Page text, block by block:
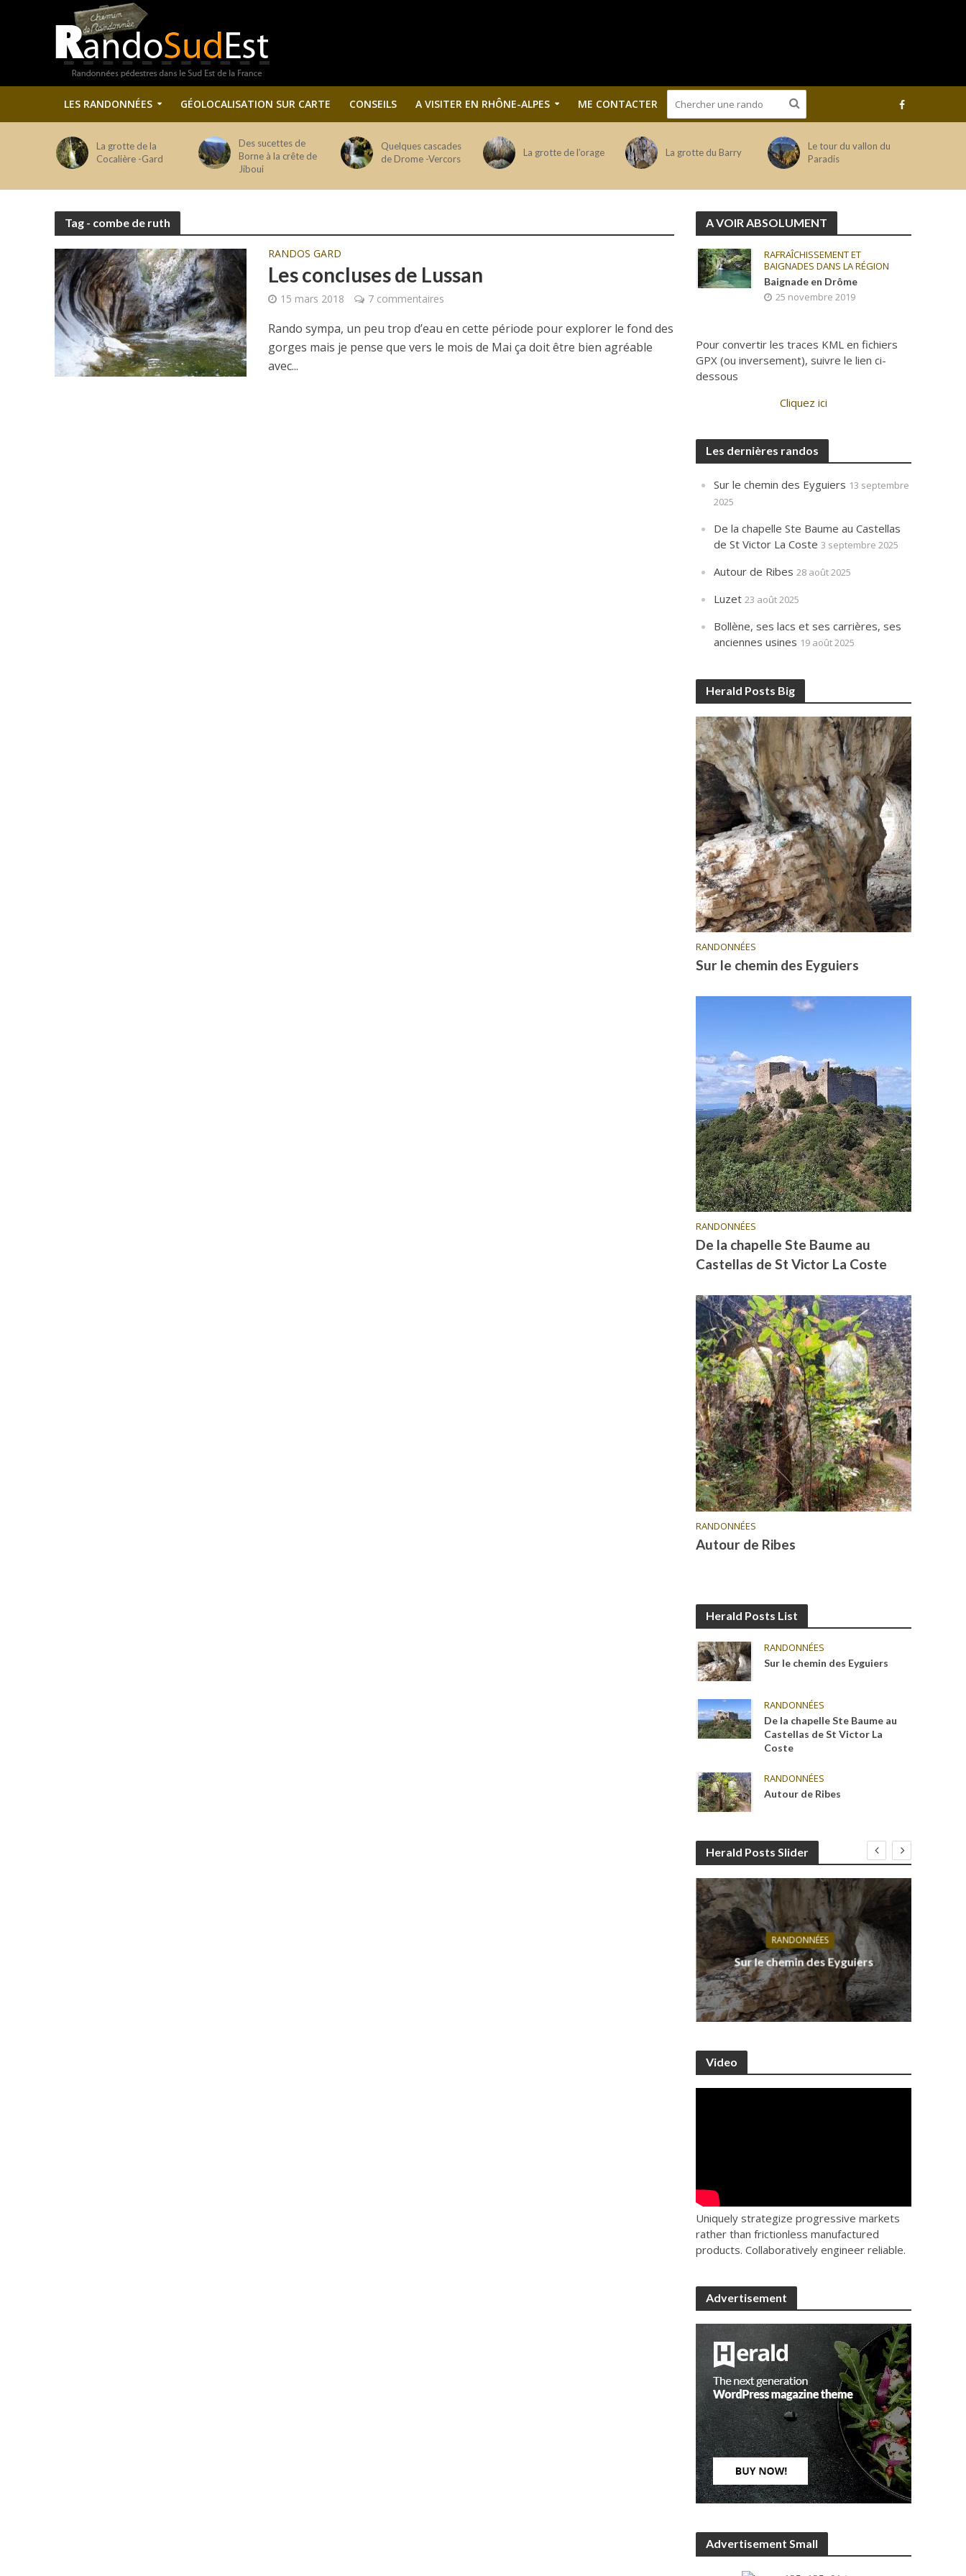
LES RANDONNÉES GÉOLOCALISATION SUR CARTE CONSEILS A VISITER EN RHÔNE-ALPES ME CONTACTER
La grotte de la
Cocalière -Gard
Des sucettes de
Borne à la crête de
Jiboui
Quelques cascades
de Drome -Vercors
La grotte de l’orage La grotte du Barry
Le tour du vallon du
Paradis
Tag - combe de ruth
RANDOS GARD
Les concluses de Lussan
15 mars 2018 7 commentaires
Rando sympa, un peu trop d’eau en cette période pour explorer le fond des
gorges mais je pense que vers le mois de Mai ça doit être bien agréable
avec...
A VOIR ABSOLUMENT
RAFRAÎCHISSEMENT ET
BAIGNADES DANS LA RÉGION
Baignade en Drôme
25 novembre 2019
Pour convertir les traces KML en fichiers
GPX (ou inversement), suivre le lien ci-
dessous
Cliquez ici
Les dernières randos
Sur le chemin des Eyguiers 13 septembre
2025
De la chapelle Ste Baume au Castellas
de St Victor La Coste 3 septembre 2025
Autour de Ribes 28 août 2025
Luzet 23 août 2025
Bollène, ses lacs et ses carrières, ses
anciennes usines 19 août 2025
Herald Posts Big
RANDONNÉES
Sur le chemin des Eyguiers
RANDONNÉES
De la chapelle Ste Baume au
Castellas de St Victor La Coste
RANDONNÉES
Autour de Ribes
Herald Posts List
RANDONNÉES
Sur le chemin des Eyguiers
RANDONNÉES
De la chapelle Ste Baume au
Castellas de St Victor La
Coste
RANDONNÉES
Autour de Ribes
Herald Posts Slider
RANDONNÉES
Sur le chemin des Eyguiers
Video
Uniquely strategize progressive markets
rather than frictionless manufactured
products. Collaboratively engineer reliable.
Advertisement
Advertisement Small